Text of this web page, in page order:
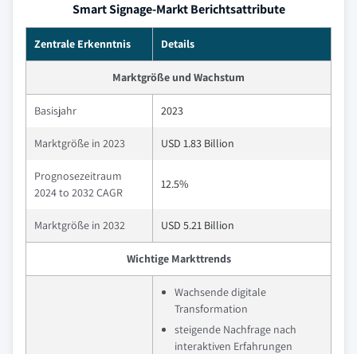
Smart Signage-Markt Berichtsattribute
Zentrale Erkenntnis Details
Marktgröße und Wachstum
Basisjahr 2023
Marktgröße in 2023 USD 1.83 Billion
Prognosezeitraum
2024 to 2032 CAGR
12.5%
Marktgröße in 2032 USD 5.21 Billion
Wichtige Markttrends
Wachsende digitale
Transformation
steigende Nachfrage nach
interaktiven Erfahrungen